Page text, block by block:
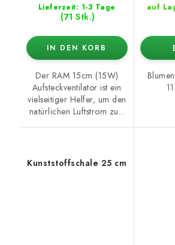
Lieferzeit: 1-3 Tage
(71 Stk.)
IN DEN KORB
Der RAM 15cm (15W)
Aufsteckventilator ist ein
vielseitiger Helfer, um den
natürlichen Luftstrom zu...
auf
Kunststoffschale 25 cm